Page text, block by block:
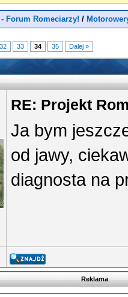
Forum Romeciarzy! /
32 33 34 35 Dalej »
RE: Projekt
Ja bym
od jawy,
diagnosta na
Reklama